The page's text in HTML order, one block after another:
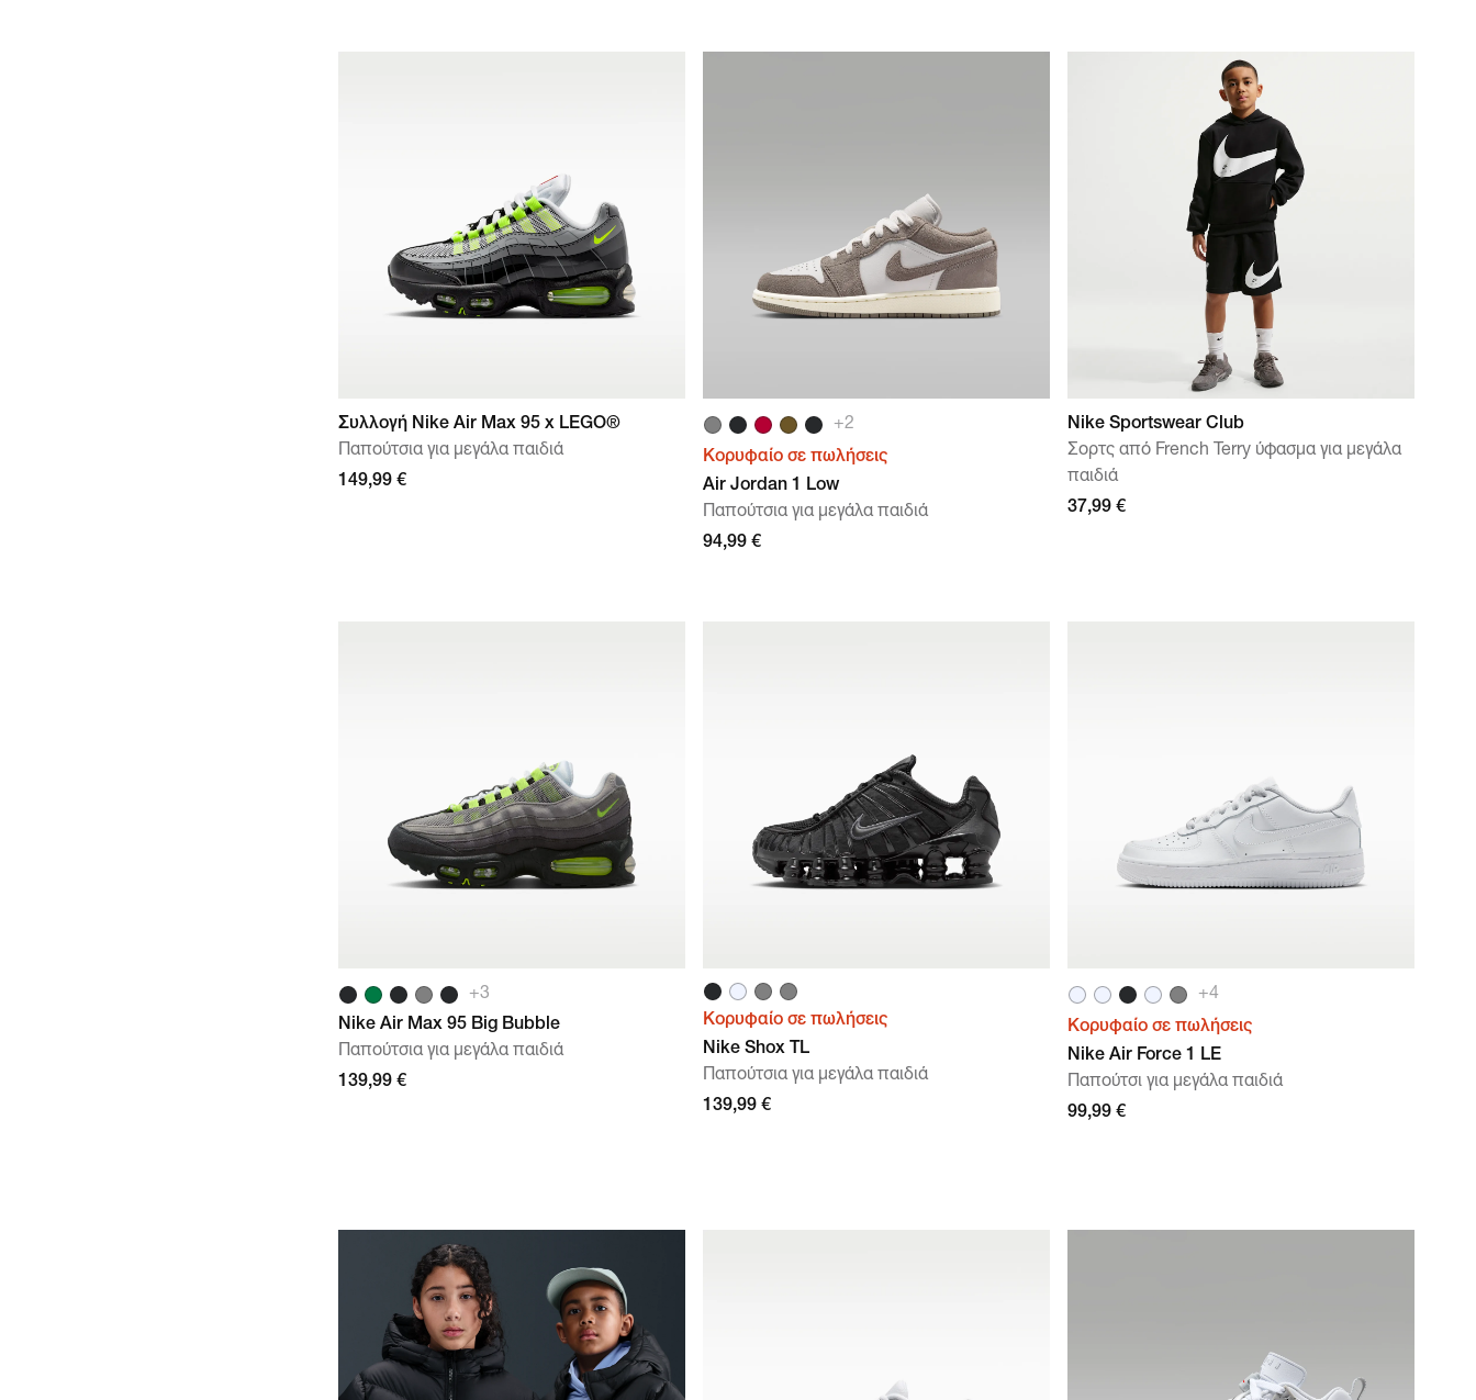
Συλλογή Nike Air Max 95 x LEGO®
Παπούτσια για μεγάλα παιδιά
149,99 €
+2
Κορυφαίο σε πωλήσεις
Air Jordan 1 Low
Παπούτσια για μεγάλα παιδιά
94,99 €
Nike Sportswear Club
Σορτς από French Terry ύφασμα για μεγάλα
παιδιά
37,99 €
+3
Nike Air Max 95 Big Bubble
Παπούτσια για μεγάλα παιδιά
139,99 €
Κορυφαίο σε πωλήσεις
Nike Shox TL
Παπούτσια για μεγάλα παιδιά
139,99 €
+4
Κορυφαίο σε πωλήσεις
Nike Air Force 1 LE
Παπούτσι για μεγάλα παιδιά
99,99 €